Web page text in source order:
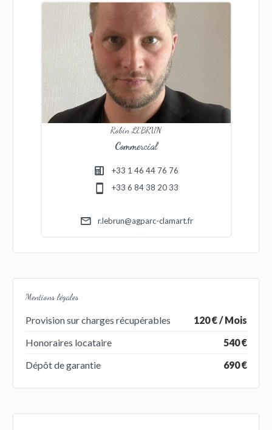
Robin LEBRUN
Commercial
+33 1 46 44 76 76
+33 6 84 38 20 33
r.lebrun@agparc-clamart.fr
Mentions légales
Provision sur charges récupérables
120 € / Mois
Honoraires locataire
540 €
Dépôt de garantie
690 €